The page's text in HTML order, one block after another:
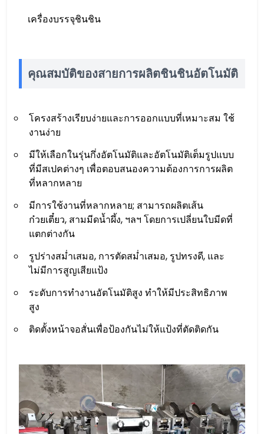
เครื่องบรรจุชินชิน
คุณสมบัติของสายการผลิตชินชินอัตโนมัติ
โครงสร้างเรียบง่ายและการออกแบบที่เหมาะสม ใช้
งานง่าย
มีให้เลือกในรุ่นกึ่งอัตโนมัติและอัตโนมัติเต็มรูปแบบ
ที่มีสเปคต่างๆ เพื่อตอบสนองความต้องการการผลิต
ที่หลากหลาย
มีการใช้งานที่หลากหลาย; สามารถผลิตเส้น
ก๋วยเตี๋ยว, สามมีดน้ำผึ้ง, ฯลฯ โดยการเปลี่ยนใบมีดที่
แตกต่างกัน
รูปร่างสม่ำเสมอ, การตัดสม่ำเสมอ, รูปทรงดี, และ
ไม่มีการสูญเสียแป้ง
ระดับการทำงานอัตโนมัติสูง ทำให้มีประสิทธิภาพ
สูง
ติดตั้งหน้าจอสั่นเพื่อป้องกันไม่ให้แป้งที่ตัดติดกัน